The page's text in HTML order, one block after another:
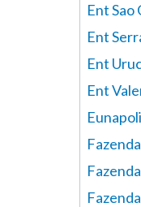
Ent Sao
Ent
Ent
Ent